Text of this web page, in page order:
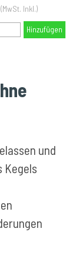
(MwSt. Inkl.)
Hinzufügen
und
Kegels